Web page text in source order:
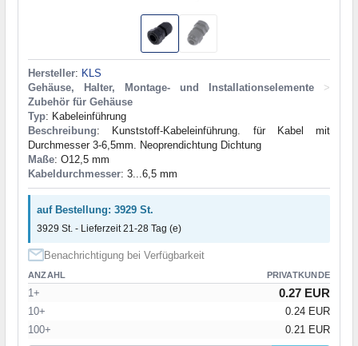
Hersteller: KLS
Gehäuse, Halter, Montage- und Installationselemente
>
Zubehör für Gehäuse
Typ: Kabeleinführung
Beschreibung: Kunststoff-Kabeleinführung. für Kabel mit
Durchmesser 3-6,5mm. Neoprendichtung Dichtung
Maße: O12,5 mm
Kabeldurchmesser: 3...6,5 mm
auf Bestellung: 3929 St.
3929 St. - Lieferzeit 21-28 Tag (e)
Benachrichtigung bei Verfügbarkeit
ANZAHL PRIVATKUNDE
1+ 0.27 EUR
10+
0.24 EUR
100+
0.21 EUR